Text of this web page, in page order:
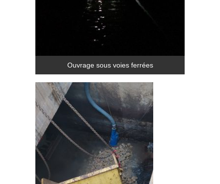
Ouvrage sous voies ferrées